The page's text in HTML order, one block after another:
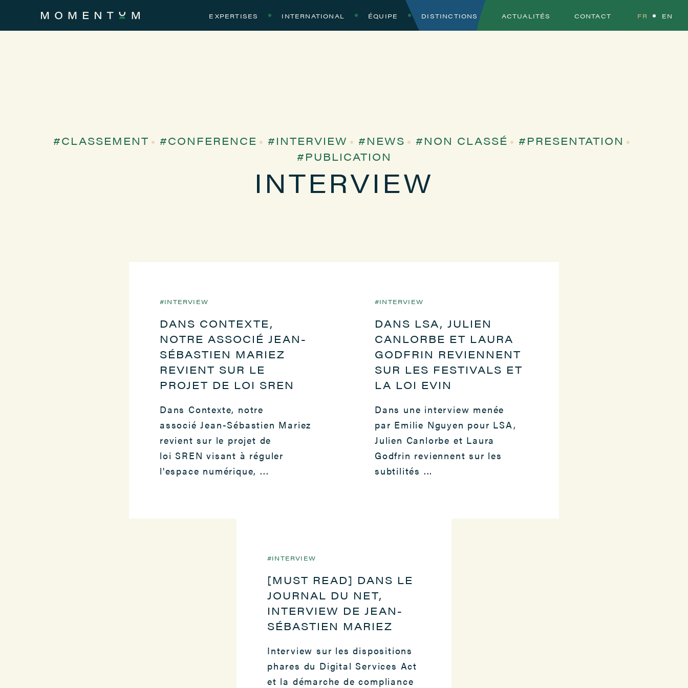
EXPERTISES INTERNATIONAL ÉQUIPE DISTINCTIONS ACTUALITÉS CONTACT FR EN
CLASSEMENT CONFERENCE INTERVIEW NEWS NON CLASSÉ
PRESENTATION
PUBLICATION
INTERVIEW
INTERVIEW
2 NOVEMBRE 2023
DANS CONTEXTE,
NOTRE ASSOCIÉ JEAN-
SÉBASTIEN MARIEZ
REVIENT SUR LE
PROJET DE LOI SREN
Dans Contexte, notre
associé Jean-Sébastien Mariez
revient sur le projet de
loi SREN visant à réguler
l'espace numérique, ...
INTERVIEW
23 AOÛT 2023
DANS LSA, JULIEN
CANLORBE ET LAURA
GODFRIN REVIENNENT
SUR LES FESTIVALS ET
LA LOI EVIN
Dans une interview menée
par Emilie Nguyen pour LSA,
Julien Canlorbe et Laura
Godfrin reviennent sur les
subtilités ...
INTERVIEW
1 MAI 2022
[MUST READ] DANS LE
JOURNAL DU NET,
INTERVIEW DE JEAN-
SÉBASTIEN MARIEZ
Interview sur les dispositions
phares du Digital Services Act
et la démarche de compliance